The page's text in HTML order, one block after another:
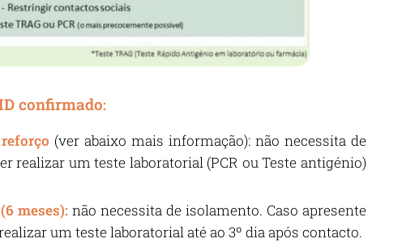
confirmado:
(ver abaixo mais informação): não necessita de
realizar um teste laboratorial (PCR ou Teste antigénio)
meses): não necessita de isolamento. Caso apresente
um teste laboratorial até ao 3º dia após contacto.